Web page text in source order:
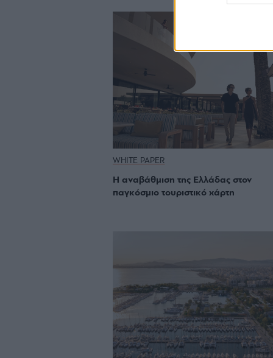
WHITE PAPER
Η αναβάθμιση της Ελλάδας στον
παγκόσμιο τουριστικό χάρτη